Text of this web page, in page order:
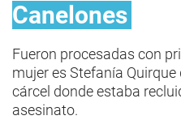
Canelones
Fueron procesadas con
mujer es Stefanía
cárcel donde estaba
asesinato.